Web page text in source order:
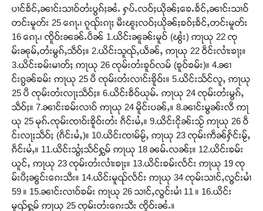
ပၢင်ၶႅင်ႇၼၢင်းသၢဝ်တႆးပွၵ်ႈၼႆႉ ႁပ်ႉလဝ်ႈယိုၼ်ႈၶေႉၶႅင်ႇၼၢင်းသၢဝ်
တင်းမူတ်း 25 ၵေႃႉ၊ ၵူၺ်းၵႃႈ မီးၽူႈလဝ်ႈယိုၼ်ႈၶဝ်ႈၶႅင်ႇတင်းမူတ်း
16 ၵေႃႉ၊ ၸိူဝ်းၼၼ်ႉပဵၼ် 1.ယိင်းၼူၼ်းမူဝ် (ၽွႆး) ဢႃယု 22 ၸု
မ်းၼုမ်ႇတႆးမွၵ်ႇသဵဝ်ႈ။ 2.ယိင်းသူၺ်ႇယဵၼ်ႇ ဢႃယု 22 ဝဵင်းလၢႆးၶႃႈ။
3.ယိင်းၶမ်းမၢတ်ႈ ဢႃယု 26 ၸုမ်းတႆးၶူဝ်လမ် (ၶူဝ်ၶမ်း)။ 4.ၼၢ
င်းၵွၼ်ၶမ်း ဢႃယု 25 ပီ ၸုမ်းတႆးလၢင်းၶိူဝ်း။ 5.ယိင်းသႅင်လူႇ ဢႃယု
25 ပီ ၸုမ်းတႆးလႃႈသဵဝ်ႈ။ 6.ယိင်းၶဵဝ်ယုမ်ႉ ဢႃယု 24 ၸုမ်းတႆးမွၵ်ႇ
သဵဝ်ႈ။ 7.ၼၢင်းၶမ်းလၢဝ် ဢႃယု 24 မိူင်းပၼ်ႇ။ 8.ၼၢင်းမွၼ်းလီ ဢႃ
ယု 25 မုၵ်ႉၸုမ်းၸၢဝ်းၶိူဝ်းတႆး ၵဵင်းမႆႇ။ 9.ယိင်းငိုၼ်းသႂ် ဢႃယု 26 ဝဵ
င်းလႃႈသဵဝ်ႈ (ၵဵင်းမႆႇ)။ 10.ယိင်းၸၢမ်မႂ်ႇ ဢႃယု 23 ၸုမ်းဢဵၼ်ႁႅင်းမႂ်ႇ
ၵဵင်းမႆႇ။ 11.ယိင်းသွႆႈသႅင်ႁွမ် ဢႃယု 18 ၼမ်ႉလၼ်ႈ။ 12.ယိင်းၶမ်း
ယူင်ႇ ဢႃယု 23 ၸုမ်းတႆးလၢႆးၶႃႈ။ 13.ယိင်းၶမ်းလႅင်း ဢႃယု 19 ၸု
မ်းပီႈၼွင်းၵေးသီး။ 14.ယိင်းမူၺ်လႅင်း ဢႃယု 34 ၸုမ်းသၢင်ႇလွင်းမၢႆ
59 ။ 15.ၼၢင်းလၢဝ်ၶမ်း ဢႃယု 26 သၢင်ႇလွင်းမၢႆ 11 ။ 16.ယိင်း
မူၺ်ႁွမ် ဢႃယု 25 ၸုမ်းတႆးၵေးသီး ၸိူဝ်းၼႆႉ။